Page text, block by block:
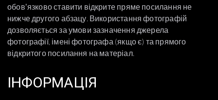
обовʼязково ставити відкрите пряме посилання не
нижче другого абзацу. Використання фотографій
дозволяється за умови зазначення джерела
фотографії, імені фотографа (якщо є) та прямого
відкритого посилання на матеріал.
ІНФОРМАЦІЯ